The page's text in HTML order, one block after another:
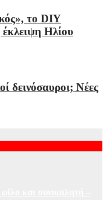
το DIY
έκλειψη Ηλίου
δεινόσαυροι; Νέες